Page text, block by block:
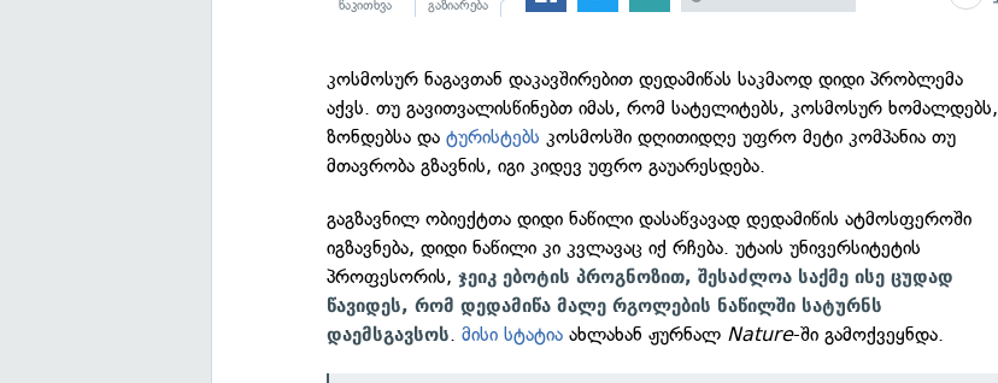
წაკითხვა გაზიარება
კოსმოსურ ნაგავთან დაკავშირებით დედამიწას საკმაოდ დიდი პრობლემა
აქვს. თუ გავითვალისწინებთ იმას, რომ სატელიტებს, კოსმოსურ ხომალდებს,
ზონდებსა დატურისტებს კოსმოსში დღითიდღე უფრო მეტი კომპანია თუ
მთავრობა გზავნის, იგი კიდევ უფრო გაუარესდება.
გაგზავნილ ობიექტთა დიდი ნაწილი დასაწვავად დედამიწის ატმოსფეროში
იგზავნება, დიდი ნაწილი კი კვლავაც იქ რჩება. უტაის უნივერსიტეტის
პროფესორის,ჯეიკ ებოტის პროგნოზით, შესაძლოა საქმე ისე ცუდად
წავიდეს, რომ დედამიწა მალე რგოლების ნაწილში სატურნს
დაემსგავსოს.მისი სტატია ახლახან ჟურნალ Nature-ში გამოქვეყნდა.